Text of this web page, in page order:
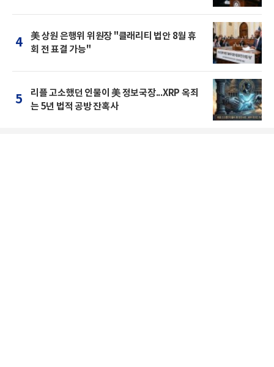
4
美 상원 은행위 위원장 "클래리티 법안 8월 휴
회 전 표결 가능"
5
리플 고소했던 인물이 美 정보국장...XRP 옥죄
는 5년 법적 공방 잔혹사